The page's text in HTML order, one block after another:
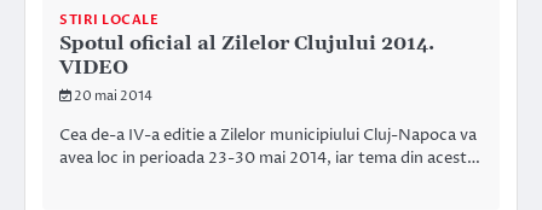
STIRI LOCALE
Spotul oficial al Zilelor Clujului 2014.
VIDEO
20 mai 2014
Cea de-a IV-a editie a Zilelor municipiului Cluj-Napoca va
avea loc in perioada 23-30 mai 2014, iar tema din acest…